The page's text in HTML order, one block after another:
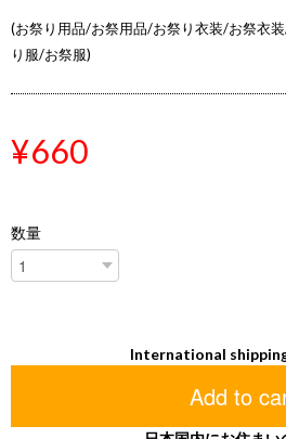
(お祭り用品/お祭用品/お祭り衣装/お祭衣
り服/お祭服)
¥660
数量
International
Add to